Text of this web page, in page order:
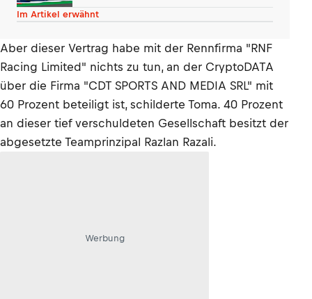
Im Artikel erwähnt
Aber dieser Vertrag habe mit der Rennfirma "RNF
Racing Limited" nichts zu tun, an der CryptoDATA
über die Firma "CDT SPORTS AND MEDIA SRL" mit
60 Prozent beteiligt ist, schilderte Toma. 40 Prozent
an dieser tief verschuldeten Gesellschaft besitzt der
abgesetzte Teamprinzipal Razlan Razali.
Werbung